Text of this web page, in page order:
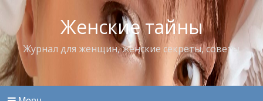
Женские тайны
Журнал для женщин, женские секреты, советы